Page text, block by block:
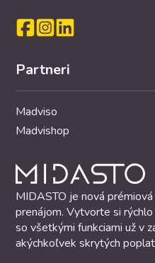
Partneri
Madviso
Madvishop
MIDASTO je nová
prenájom. Vytvorte si
so všetkými funkciami už v
akýchkoľvek skrytých